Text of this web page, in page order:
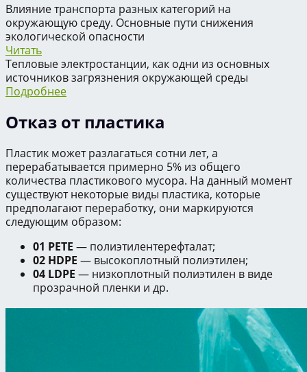
Влияние транспорта разных категорий на
окружающую среду. Основные пути снижения
экологической опасности
Читать
Тепловые электростанции, как одни из основных
источников загрязнения окружающей среды
Подробнее
Отказ от пластика
Пластик может разлагаться сотни лет, а
перерабатывается примерно 5% из общего
количества пластикового мусора. На данный момент
существуют некоторые виды пластика, которые
предполагают переработку, они маркируются
следующим образом:
01 PETE — полиэтилентерефталат;
02 HDPE — высокоплотный полиэтилен;
04 LDPE — низкоплотный полиэтилен в виде
прозрачной пленки и др.